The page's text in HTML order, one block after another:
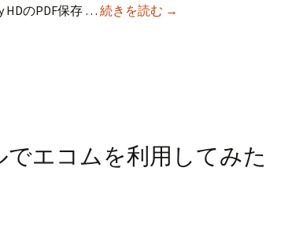
HDのPDF保存 …続きを読む 上
限
定
→
エコムを利用してみた